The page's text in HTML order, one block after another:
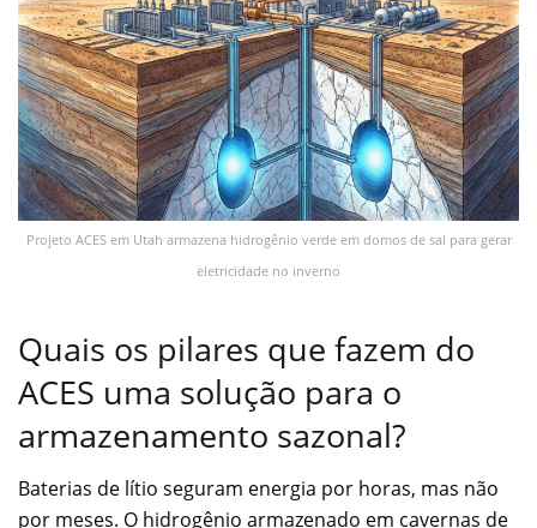
Projeto ACES em Utah armazena hidrogênio verde em domos de sal para gerar
eletricidade no inverno
Quais os pilares que fazem do
ACES uma solução para o
armazenamento sazonal?
Baterias de lítio seguram energia por horas, mas não
por meses. O hidrogênio armazenado em cavernas de